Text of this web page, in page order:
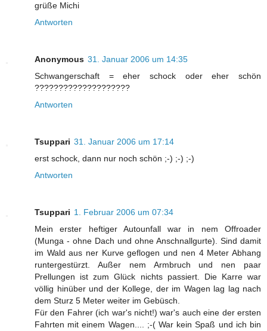
grüße Michi
Antworten
Anonymous 31. Januar 2006 um 14:35
Schwangerschaft = eher schock oder eher schön
????????????????????
Antworten
Tsuppari 31. Januar 2006 um 17:14
erst schock, dann nur noch schön ;-) ;-) ;-)
Antworten
Tsuppari 1. Februar 2006 um 07:34
Mein erster heftiger Autounfall war in nem Offroader
(Munga - ohne Dach und ohne Anschnallgurte). Sind damit
im Wald aus ner Kurve geflogen und nen 4 Meter Abhang
runtergestürzt. Außer nem Armbruch und nen paar
Prellungen ist zum Glück nichts passiert. Die Karre war
völlig hinüber und der Kollege, der im Wagen lag lag nach
dem Sturz 5 Meter weiter im Gebüsch.
Für den Fahrer (ich war's nicht!) war's auch eine der ersten
Fahrten mit einem Wagen.... ;-( War kein Spaß und ich bin